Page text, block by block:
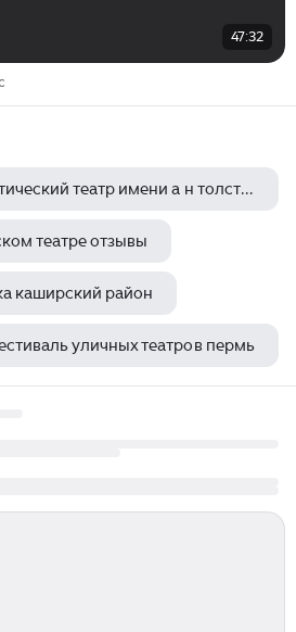
47:32
сызранский драматический театр имени а н толстого
театре отзывы
каширский район
уличных театров пермь